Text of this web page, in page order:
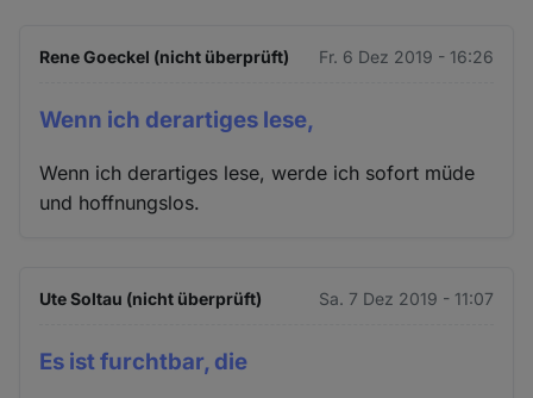
Rene Goeckel (nicht überprüft) Fr. 6 Dez 2019 - 16:26
Wenn ich derartiges lese,
Wenn ich derartiges lese, werde ich sofort müde
und hoffnungslos.
Ute Soltau (nicht überprüft) Sa. 7 Dez 2019 - 11:07
Es ist furchtbar, die